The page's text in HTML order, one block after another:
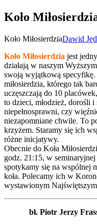
Koło
Koło MiłosierdziaDawid
Koło Miłosierdzia jest
działają w naszym
swoją wyjątkową specyfikę.
miłosierdzia, którego tak
uczęszczają do 10
to dzieci, młodzież, dorośli
niepełnosprawni, czy
niezapomniane chwile. To
krzyżem. Staramy się ich
różne inicjatywy.
Obecnie do Koła
godz. 21:15, w
spotykamy się na wspólnej
koła. Polecamy ich w
wystawionym
bł. Piotr Jerzy